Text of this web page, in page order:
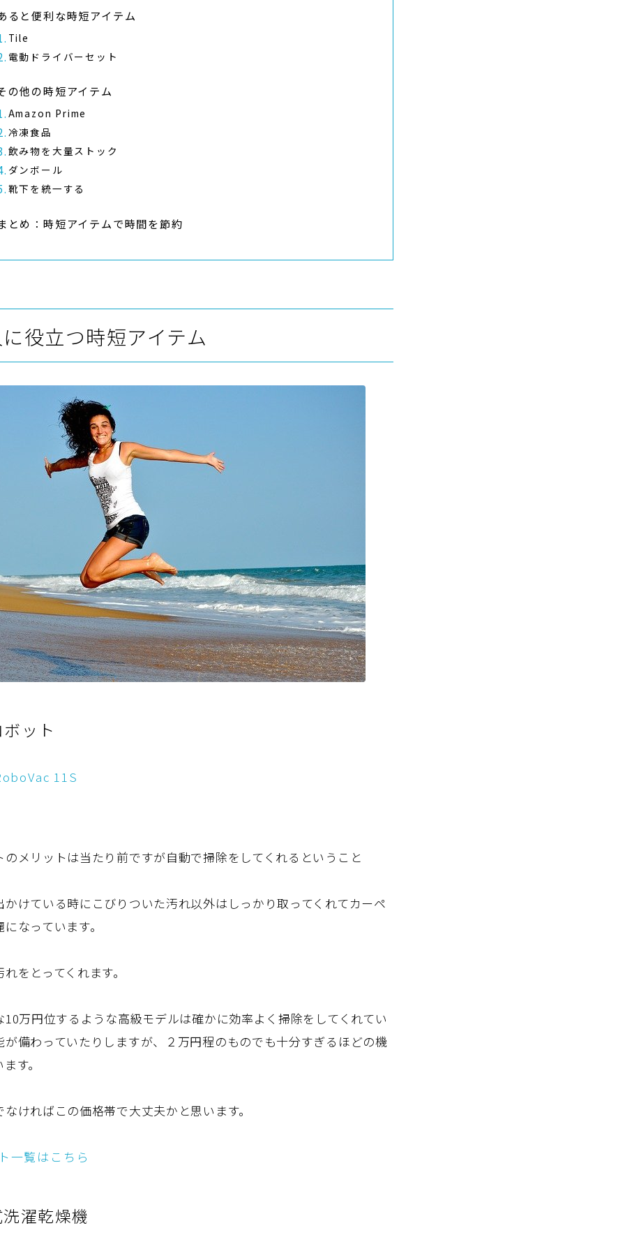
ると便利な時短アイテム
Tile
電動ドライバーセット
の他の時短アイテム
Amazon Prime
冷凍食品
飲み物を大量ストック
ダンボール
靴下を統一する
とめ：時短アイテムで時間を節約
役立つ時短アイテム
ット
11S
のメリットは当たり前ですが自動で掃除をしてくれるということ
けている時にこびりついた汚れ以外はしっかり取ってくれてカーペ
なっています。
をとってくれます。
万円位するような高級モデルは確かに効率よく掃除をしてくれてい
が備わっていたりしますが、２万円程のものでも十分すぎるほどの機
す。
ければこの価格帯で大丈夫かと思います。
一覧はこちら
濯乾燥機